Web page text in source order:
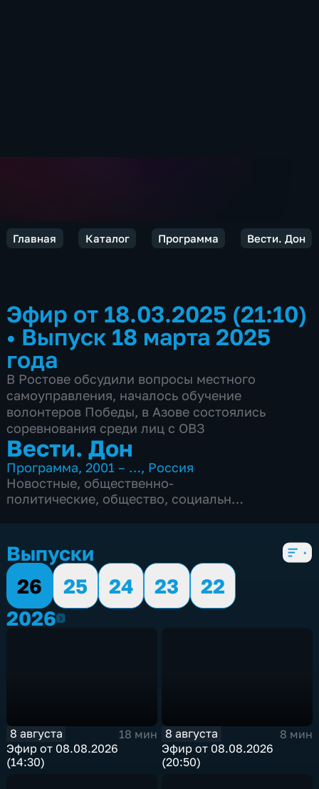
Главная Каталог Программа Вести. Дон
Эфир от 18.03.2025 (21:10)
• Выпуск 18 марта 2025
года
В Ростове обсудили вопросы местного
самоуправления, началось обучение
волонтеров Победы, в Азове состоялись
соревнования среди лиц с ОВЗ
Вести. Дон
Программа,2001 – …, Россия
Новостные, общественно-
политические, общество, социально-
Выпуски
26
25 24 23
22
20262026
8 августа
18 мин
Эфир от 08.08.2026
(14:30)
8 августа
8 мин
Эфир от 08.08.2026
(20:50)